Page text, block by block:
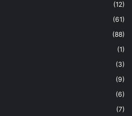
(12)
(61)
(88)
(1)
(3)
(9)
(6)
(7)